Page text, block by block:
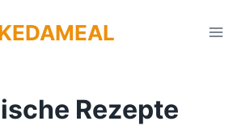
Rezepte